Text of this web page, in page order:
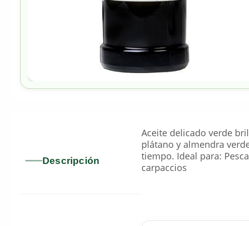
Descripción
Aceite delicado verde
plátano y almendra
tiempo. Ideal para:
carpaccios